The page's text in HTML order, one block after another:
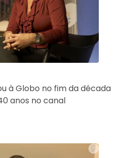
à Globo no fim da década
anos no canal